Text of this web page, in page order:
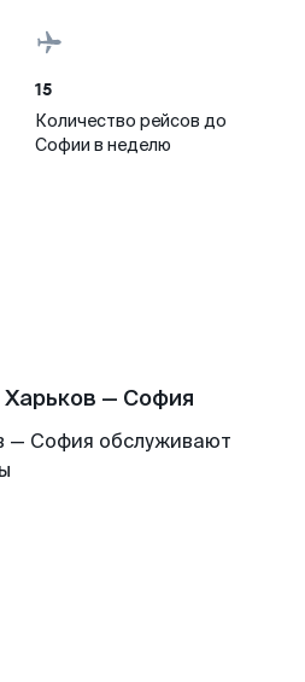
15
Количество рейсов до
Софии в неделю
— София
— София обслуживают